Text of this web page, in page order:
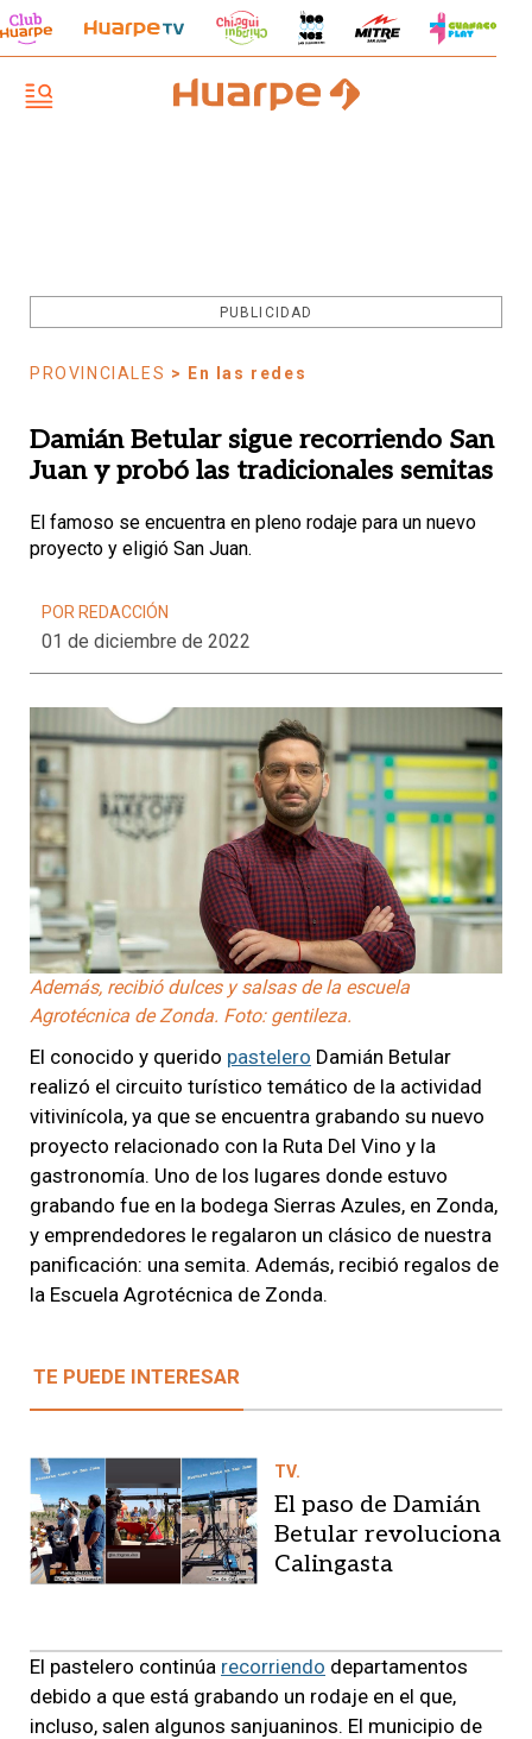
PUBLICIDAD
PROVINCIALES > En las redes
Damián Betular sigue recorriendo San
Juan y probó las tradicionales semitas
El famoso se encuentra en pleno rodaje para un nuevo
proyecto y eligió San Juan.
POR REDACCIÓN
01 de diciembre de 2022
Además, recibió dulces y salsas de la escuela
Agrotécnica de Zonda. Foto: gentileza.
El conocido y querido pastelero Damián Betular
realizó el circuito turístico temático de la actividad
vitivinícola, ya que se encuentra grabando su nuevo
proyecto relacionado con la Ruta Del Vino y la
gastronomía. Uno de los lugares donde estuvo
grabando fue en la bodega Sierras Azules, en Zonda,
y emprendedores le regalaron un clásico de nuestra
panificación: una semita. Además, recibió regalos de
la Escuela Agrotécnica de Zonda.
TE PUEDE INTERESAR
TV.
El paso de Damián
Betular revoluciona
Calingasta
El pastelero continúa recorriendo departamentos
debido a que está grabando un rodaje en el que,
incluso, salen algunos sanjuaninos. El municipio de